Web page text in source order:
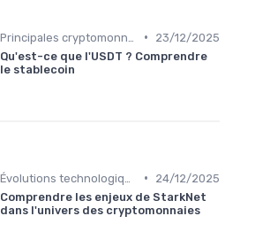
•
23/12/2025
Qu'est-ce que l'USDT ? Comprendre
le stablecoin
•
24/12/2025
Comprendre les enjeux de StarkNet
dans l'univers des cryptomonnaies